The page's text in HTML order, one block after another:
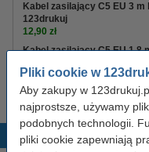
Pliki cookie w
Aby zakupy w
najprostsze, używamy
podobnych technologii.
pliki cookie zapewniają
Kabel zasilający C5 EU 3
123drukuj
12,90 zł
Kabel zasilający C5 EU 1,8
8,90 zł